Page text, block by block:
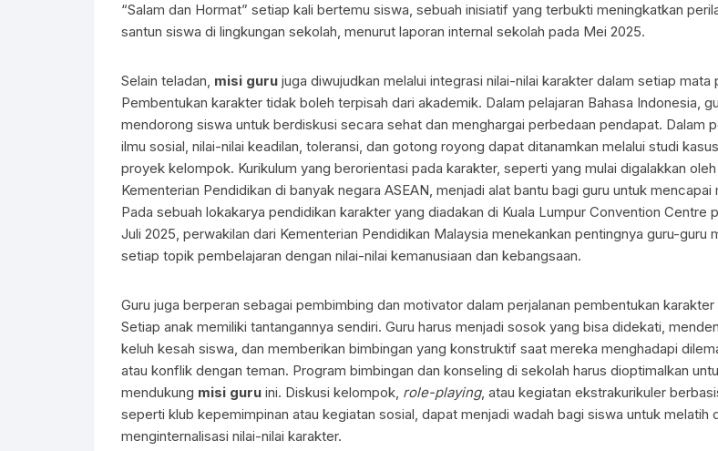
“Salam dan Hormat” setiap kali bertemu siswa, sebuah inisiatif yang terbukti meningkatkan
santun siswa di lingkungan sekolah, menurut laporan internal sekolah pada Mei 2025.
Selain teladan, misi guru juga diwujudkan melalui integrasi nilai-nilai karakter dalam setiap mata
Pembentukan karakter tidak boleh terpisah dari akademik. Dalam pelajaran Bahasa Indonesia,
mendorong siswa untuk berdiskusi secara sehat dan menghargai perbedaan pendapat. Dalam
ilmu sosial, nilai-nilai keadilan, toleransi, dan gotong royong dapat ditanamkan melalui studi
proyek kelompok. Kurikulum yang berorientasi pada karakter, seperti yang mulai digalakkan oleh
Kementerian Pendidikan di banyak negara ASEAN, menjadi alat bantu bagi guru untuk mencapai
Pada sebuah lokakarya pendidikan karakter yang diadakan di Kuala Lumpur Convention Centre
Juli 2025, perwakilan dari Kementerian Pendidikan Malaysia menekankan pentingnya guru-guru
setiap topik pembelajaran dengan nilai-nilai kemanusiaan dan kebangsaan.
Guru juga berperan sebagai pembimbing dan motivator dalam perjalanan pembentukan karakter
Setiap anak memiliki tantangannya sendiri. Guru harus menjadi sosok yang bisa didekati,
keluh kesah siswa, dan memberikan bimbingan yang konstruktif saat mereka menghadapi
atau konflik dengan teman. Program bimbingan dan konseling di sekolah harus dioptimalkan
mendukung misi guru ini. Diskusi kelompok, role-playing, atau kegiatan ekstrakurikuler
seperti klub kepemimpinan atau kegiatan sosial, dapat menjadi wadah bagi siswa untuk melatih
menginternalisasi nilai-nilai karakter.